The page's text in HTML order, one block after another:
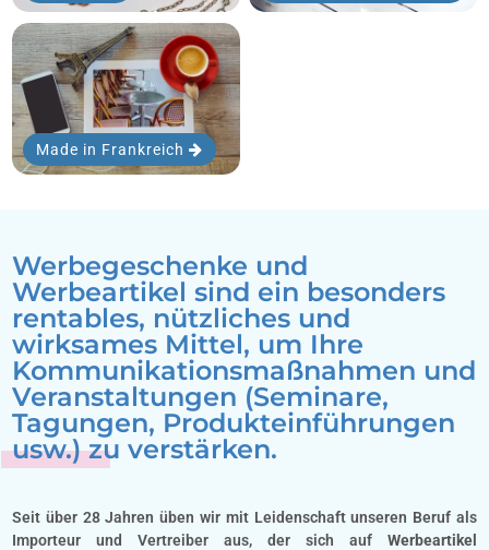
Made in Frankreich
Werbegeschenke und
Werbeartikel sind ein besonders
rentables, nützliches und
wirksames Mittel, um Ihre
Kommunikationsmaßnahmen und
Veranstaltungen (Seminare,
Tagungen, Produkteinführungen
usw.) zu verstärken.
Seit über 28 Jahren üben wir mit Leidenschaft unseren Beruf als
Importeur und Vertreiber aus, der sich auf Werbeartikel